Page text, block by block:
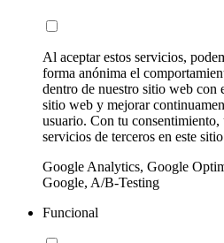
Al aceptar estos servicios,
forma anónima el
dentro de nuestro sitio web con
sitio web y mejorar
usuario. Con tu
servicios de terceros en este
Google Analytics, Google
Google, A/B-Testing
Funcional